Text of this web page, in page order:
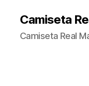
Camiseta
Camiseta Real